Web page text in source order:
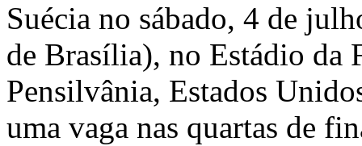
Suécia no sábado, 4 de
de Brasília), no Estádio da
Pensilvânia, Estados
uma vaga nas quartas de